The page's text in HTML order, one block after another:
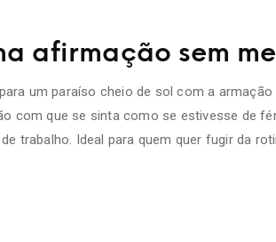
afirmação sem
um paraíso cheio de sol com a
com que se sinta como se estivesse de
trabalho. Ideal para quem quer fugir da